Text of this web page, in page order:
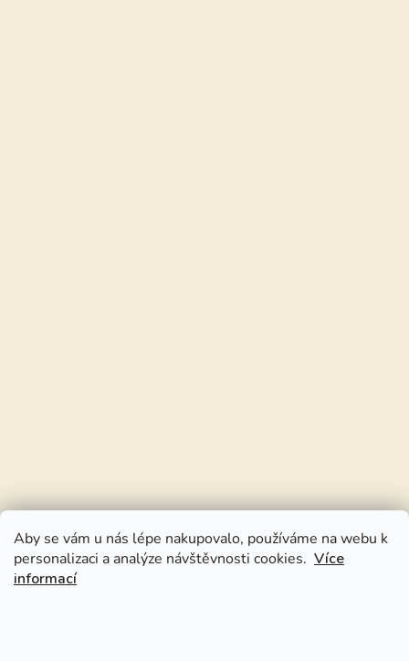
Aby se vám u nás lépe nakupovalo, používáme na webu k
personalizaci a analýze návštěvnosti cookies. Více
informací